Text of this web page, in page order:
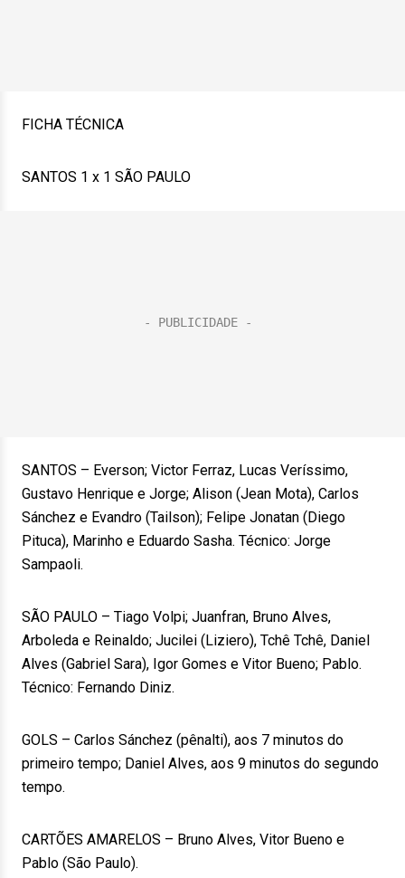
FICHA TÉCNICA
SANTOS 1 x 1 SÃO PAULO
SANTOS – Everson; Victor Ferraz, Lucas Veríssimo,
Gustavo Henrique e Jorge; Alison (Jean Mota), Carlos
Sánchez e Evandro (Tailson); Felipe Jonatan (Diego
Pituca), Marinho e Eduardo Sasha. Técnico: Jorge
Sampaoli.
SÃO PAULO – Tiago Volpi; Juanfran, Bruno Alves,
Arboleda e Reinaldo; Jucilei (Liziero), Tchê Tchê, Daniel
Alves (Gabriel Sara), Igor Gomes e Vitor Bueno; Pablo.
Técnico: Fernando Diniz.
GOLS – Carlos Sánchez (pênalti), aos 7 minutos do
primeiro tempo; Daniel Alves, aos 9 minutos do segundo
tempo.
CARTÕES AMARELOS – Bruno Alves, Vitor Bueno e
Pablo (São Paulo).